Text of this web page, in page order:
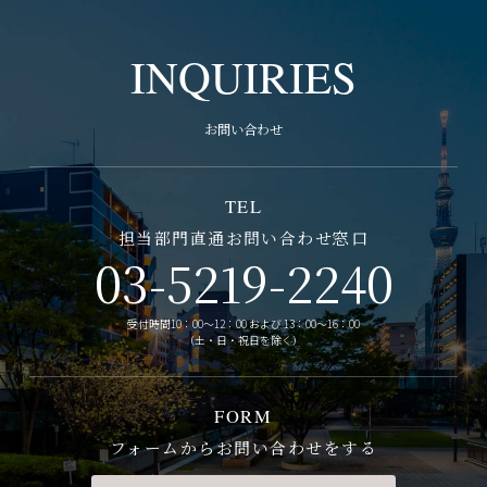
INQUIRIES
お問い合わせ
TEL
担当部門直通お問い合わせ窓口
03-5219-2240
受付時間10：00～12：00 および 13：00～16：00
（土・日・祝日を除く）
FORM
フォームからお問い合わせをする